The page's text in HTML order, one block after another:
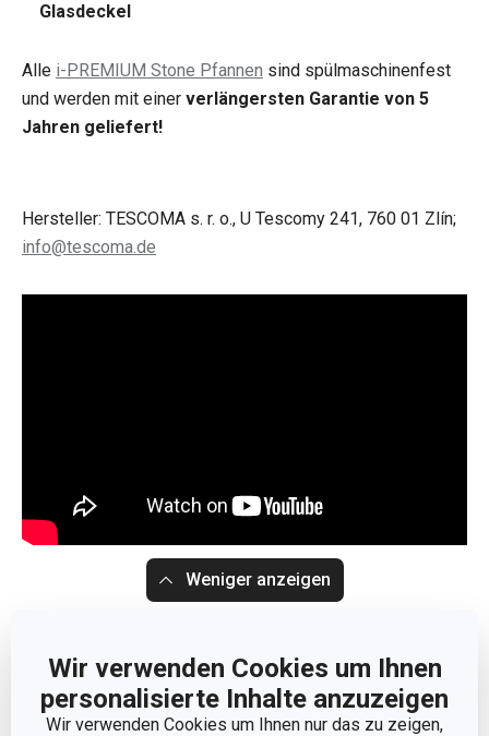
Wir verwenden Cookies um Ihnen
personalisierte Inhalte anzuzeigen
Wir verwenden Cookies um Ihnen nur das zu zeigen,
Glasdeckel
Alle i-PREMIUM Stone Pfannen sind spülmaschinenfest
und werden mit einer verlängersten Garantie von 5
Jahren geliefert!
Hersteller: TESCOMA s. r. o., U Tescomy 241, 760 01 Zlín;
info@tescoma.de
Weniger anzeigen